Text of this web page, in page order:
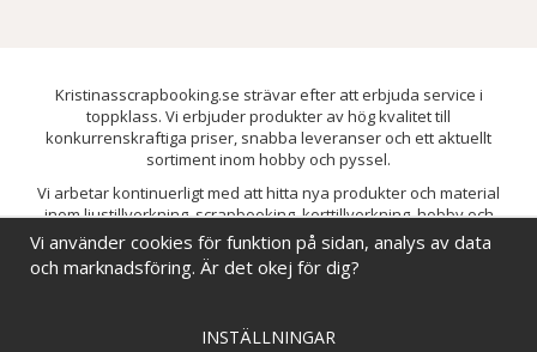
Kristinasscrapbooking.se strävar efter att erbjuda service i
toppklass. Vi erbjuder produkter av hög kvalitet till
konkurrenskraftiga priser, snabba leveranser och ett aktuellt
sortiment inom hobby och pyssel.
Vi arbetar kontinuerligt med att hitta nya produkter och material
inom ljustillverkning, scrapbooking, korttillverkning, hobby och
pyssel. Målet är att bredda sortimentet och löpande förbättra och
utveckla vårt utbud, så att du alltid kan hitta det du behöver hos oss.
Vi använder cookies för funktion på sidan, analys av data
och marknadsföring. Är det okej för dig?
INSTÄLLNINGAR